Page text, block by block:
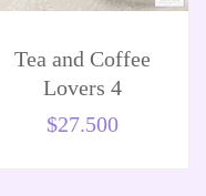
Tea and Coffee
Lovers 4
$27.500